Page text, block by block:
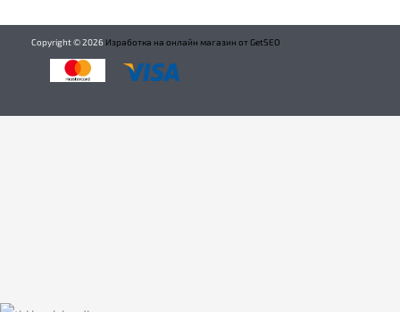
Copyright ©2026 Изработка на онлайн магазин от GetSEO